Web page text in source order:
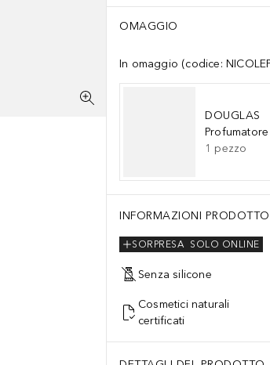
OMAGGIO
In omaggio (codice:
DOUGLAS
1 pezzo
INFORMAZIONI PRODOTTO
SOLO ONLINE
SORPRESA
Senza silicone
Cosmetici naturali
certificati